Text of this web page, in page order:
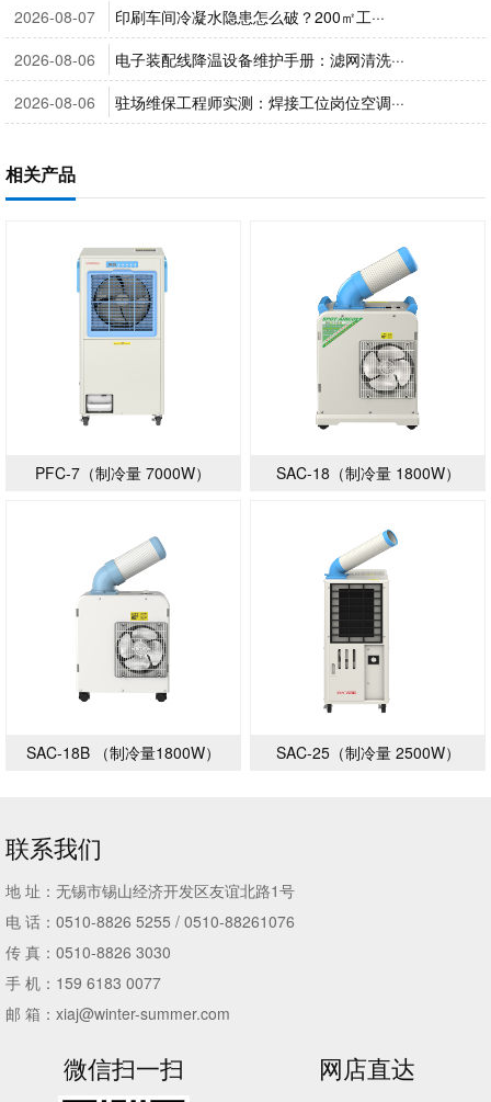
2026-08-07
印刷车间冷凝水隐患怎么破？200㎡工···
2026-08-06
电子装配线降温设备维护手册：滤网清洗···
2026-08-06
驻场维保工程师实测：焊接工位岗位空调···
相关产品
PFC-7（制冷量 7000W） SAC-18（制冷量 1800W）
SAC-18B （制冷量1800W） SAC-25（制冷量 2500W）
联系我们
地 址：无锡市锡山经济开发区友谊北路1号
电 话：0510-8826 5255 / 0510-88261076
传 真：0510-8826 3030
手 机：159 6183 0077
邮 箱：xiaj@winter-summer.com
微信扫一扫 网店直达